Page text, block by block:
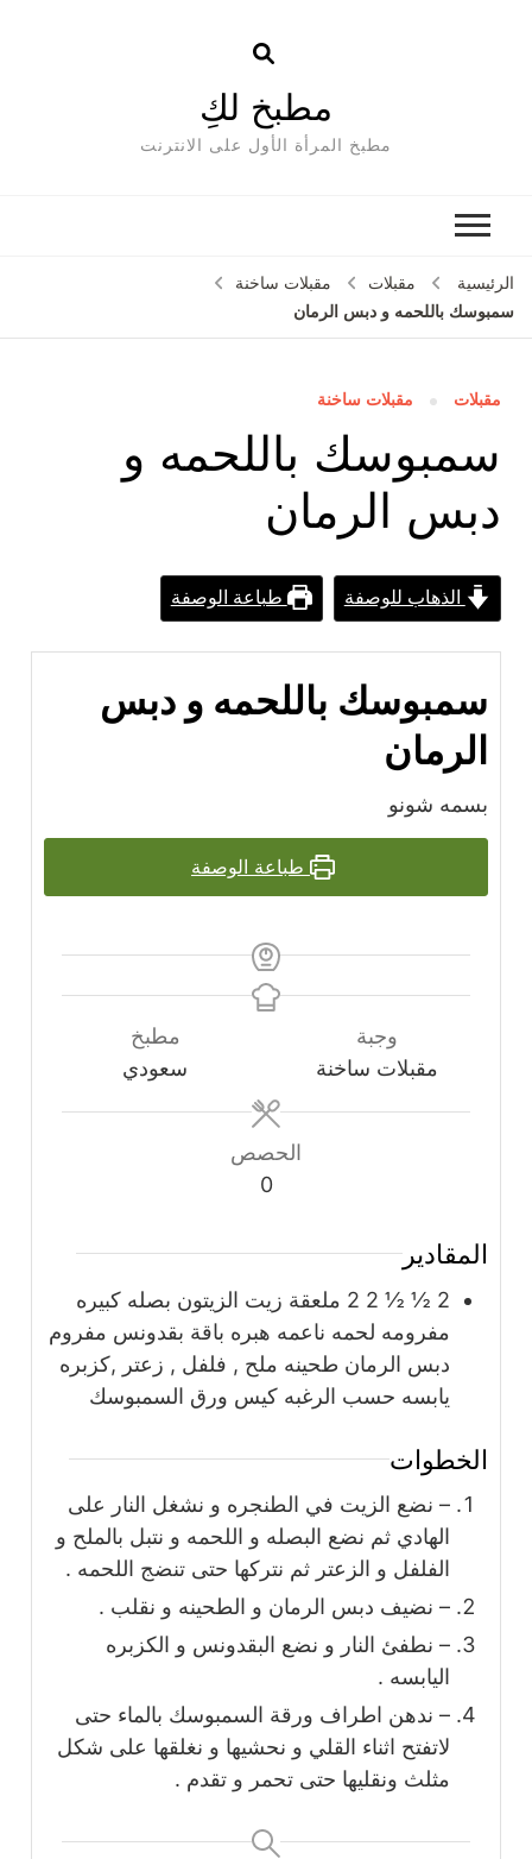
مطبخ لكِ
مطبخ المرأة الأول على الانترنت
الرئيسية مقبلات
مقبلات ساخنة
سمبوسك باللحمه و دبس الرمان
مقبلات مقبلات ساخنة
سمبوسك باللحمه و
دبس الرمان
الذهاب للوصفة طباعة الوصفة
سمبوسك باللحمه و دبس
الرمان
بسمه شونو
طباعة الوصفة
وجبة
مقبلات ساخنة
مطبخ
سعودي
الحصص
0
المقادير
2 ½ ½ 2 2 ملعقة زيت الزيتون بصله كبيره
مفرومه لحمه ناعمه هبره باقة بقدونس مفروم
دبس الرمان طحينه ملح , فلفل , زعتر ,كزبره
يابسه حسب الرغبه كيس ورق السمبوسك
الخطوات
– نضع الزيت في الطنجره و نشغل النار على
الهادي ثم نضع البصله و اللحمه و نتبل بالملح و
الفلفل و الزعتر ثم نتركها حتى تنضج اللحمه .
– نضيف دبس الرمان و الطحينه و نقلب .
– نطفئ النار و نضع البقدونس و الكزبره
اليابسه .
– ندهن اطراف ورقة السمبوسك بالماء حتى
لاتفتح اثناء القلي و نحشيها و نغلقها على شكل
مثلث ونقليها حتى تحمر و تقدم .